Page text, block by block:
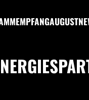
EMPFANGAUGUST